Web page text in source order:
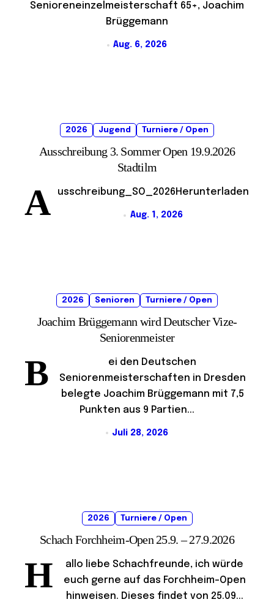
Senioreneinzelmeisterschaft 65+, Joachim
Brüggemann
Aug. 6, 2026
2026 Jugend Turniere / Open
Ausschreibung 3. Sommer Open 19.9.2026
Stadtilm
A usschreibung_SO_2026Herunterladen
Aug. 1, 2026
2026 Senioren Turniere / Open
Joachim Brüggemann wird Deutscher Vize-
Seniorenmeister
B
ei den Deutschen
Seniorenmeisterschaften in Dresden
belegte Joachim Brüggemann mit 7,5
Punkten aus 9 Partien...
Juli 28, 2026
2026 Turniere / Open
Schach Forchheim-Open 25.9. – 27.9.2026
H
allo liebe Schachfreunde, ich würde
euch gerne auf das Forchheim-Open
hinweisen. Dieses findet von 25.09...